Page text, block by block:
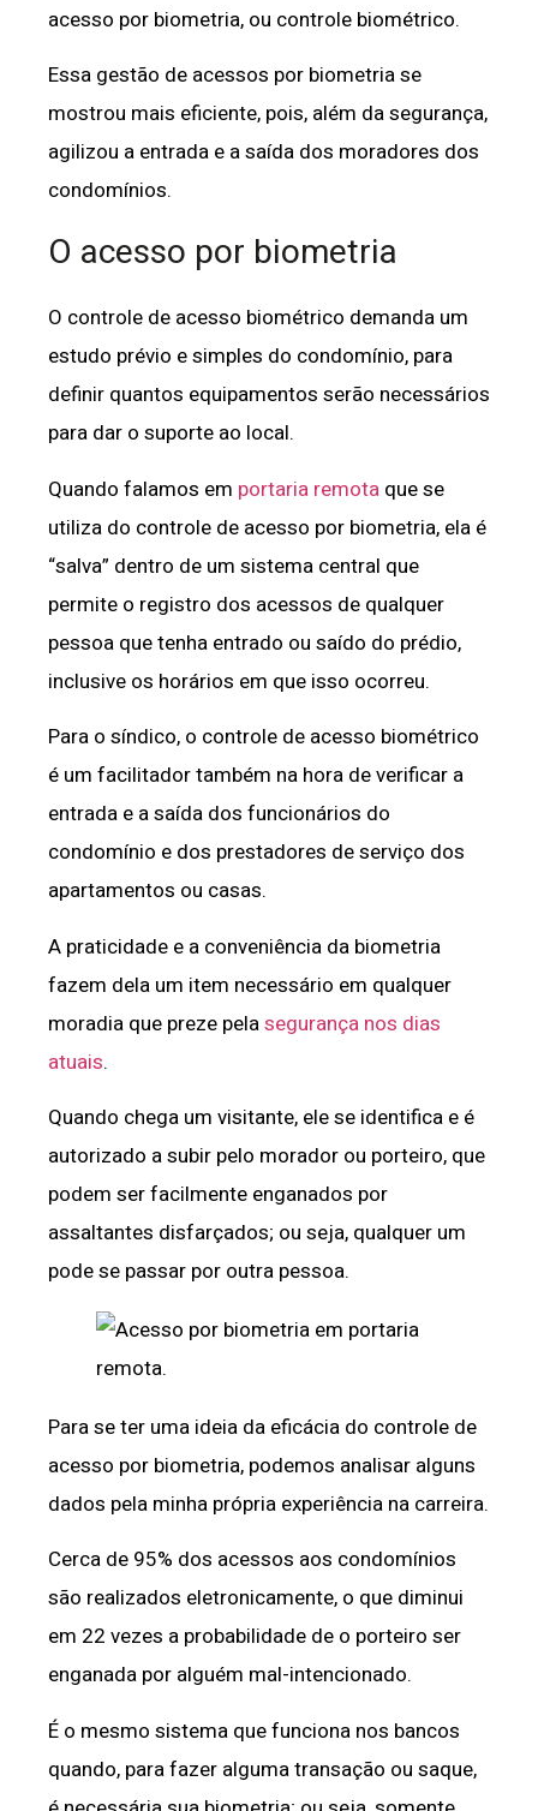
acesso por biometria, ou controle biométrico.
Essa gestão de acessos por biometria se
mostrou mais eficiente, pois, além da segurança,
agilizou a entrada e a saída dos moradores dos
condomínios.
O acesso por biometria
O controle de acesso biométrico demanda um
estudo prévio e simples do condomínio, para
definir quantos equipamentos serão necessários
para dar o suporte ao local.
Quando falamos em portaria remota que se
utiliza do controle de acesso por biometria, ela é
“salva” dentro de um sistema central que
permite o registro dos acessos de qualquer
pessoa que tenha entrado ou saído do prédio,
inclusive os horários em que isso ocorreu.
Para o síndico, o controle de acesso biométrico
é um facilitador também na hora de verificar a
entrada e a saída dos funcionários do
condomínio e dos prestadores de serviço dos
apartamentos ou casas.
A praticidade e a conveniência da biometria
fazem dela um item necessário em qualquer
moradia que preze pelasegurança nos dias
atuais.
Quando chega um visitante, ele se identifica e é
autorizado a subir pelo morador ou porteiro, que
podem ser facilmente enganados por
assaltantes disfarçados; ou seja, qualquer um
pode se passar por outra pessoa.
Para se ter uma ideia da eficácia do controle de
acesso por biometria, podemos analisar alguns
dados pela minha própria experiência na carreira.
Cerca de 95% dos acessos aos condomínios
são realizados eletronicamente, o que diminui
em 22 vezes a probabilidade de o porteiro ser
enganada por alguém mal-intencionado.
É o mesmo sistema que funciona nos bancos
quando, para fazer alguma transação ou saque,